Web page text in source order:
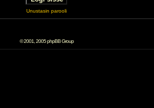
Unustasin parooli
© 2001, 2005 phpBB Group